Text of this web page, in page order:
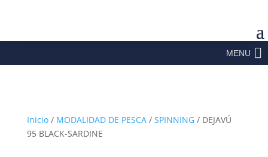
MENU
Inicio/ MODALIDAD DE PESCA/ SPINNING/ DEJAVÚ
95 BLACK-SARDINE